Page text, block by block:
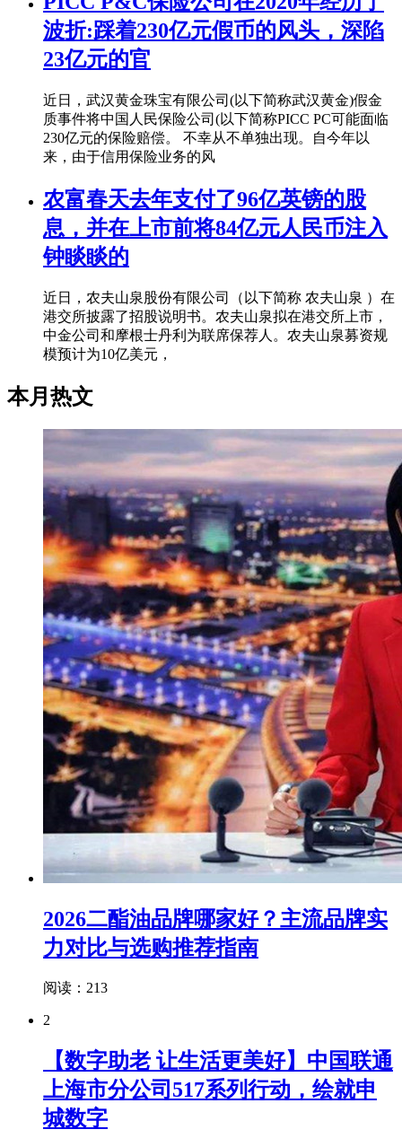
波折:踩着230亿元假币的风头，深陷
23亿元的官
近日，武汉黄金珠宝有限公司(以下简称武汉黄金)假金
质事件将中国人民保险公司(以下简称PICC PC可能面临
230亿元的保险赔偿。 不幸从不单独出现。自今年以
来，由于信用保险业务的风
农富春天去年支付了96亿英镑的股
息，并在上市前将84亿元人民币注入
钟睒睒的
近日，农夫山泉股份有限公司（以下简称 农夫山泉 ）在
港交所披露了招股说明书。农夫山泉拟在港交所上市，
中金公司和摩根士丹利为联席保荐人。农夫山泉募资规
模预计为10亿美元，
本月热文
2026二酯油品牌哪家好？主流品牌实
力对比与选购推荐指南
阅读：213
2
【数字助老 让生活更美好】中国联通
上海市分公司517系列行动，绘就申
城数字